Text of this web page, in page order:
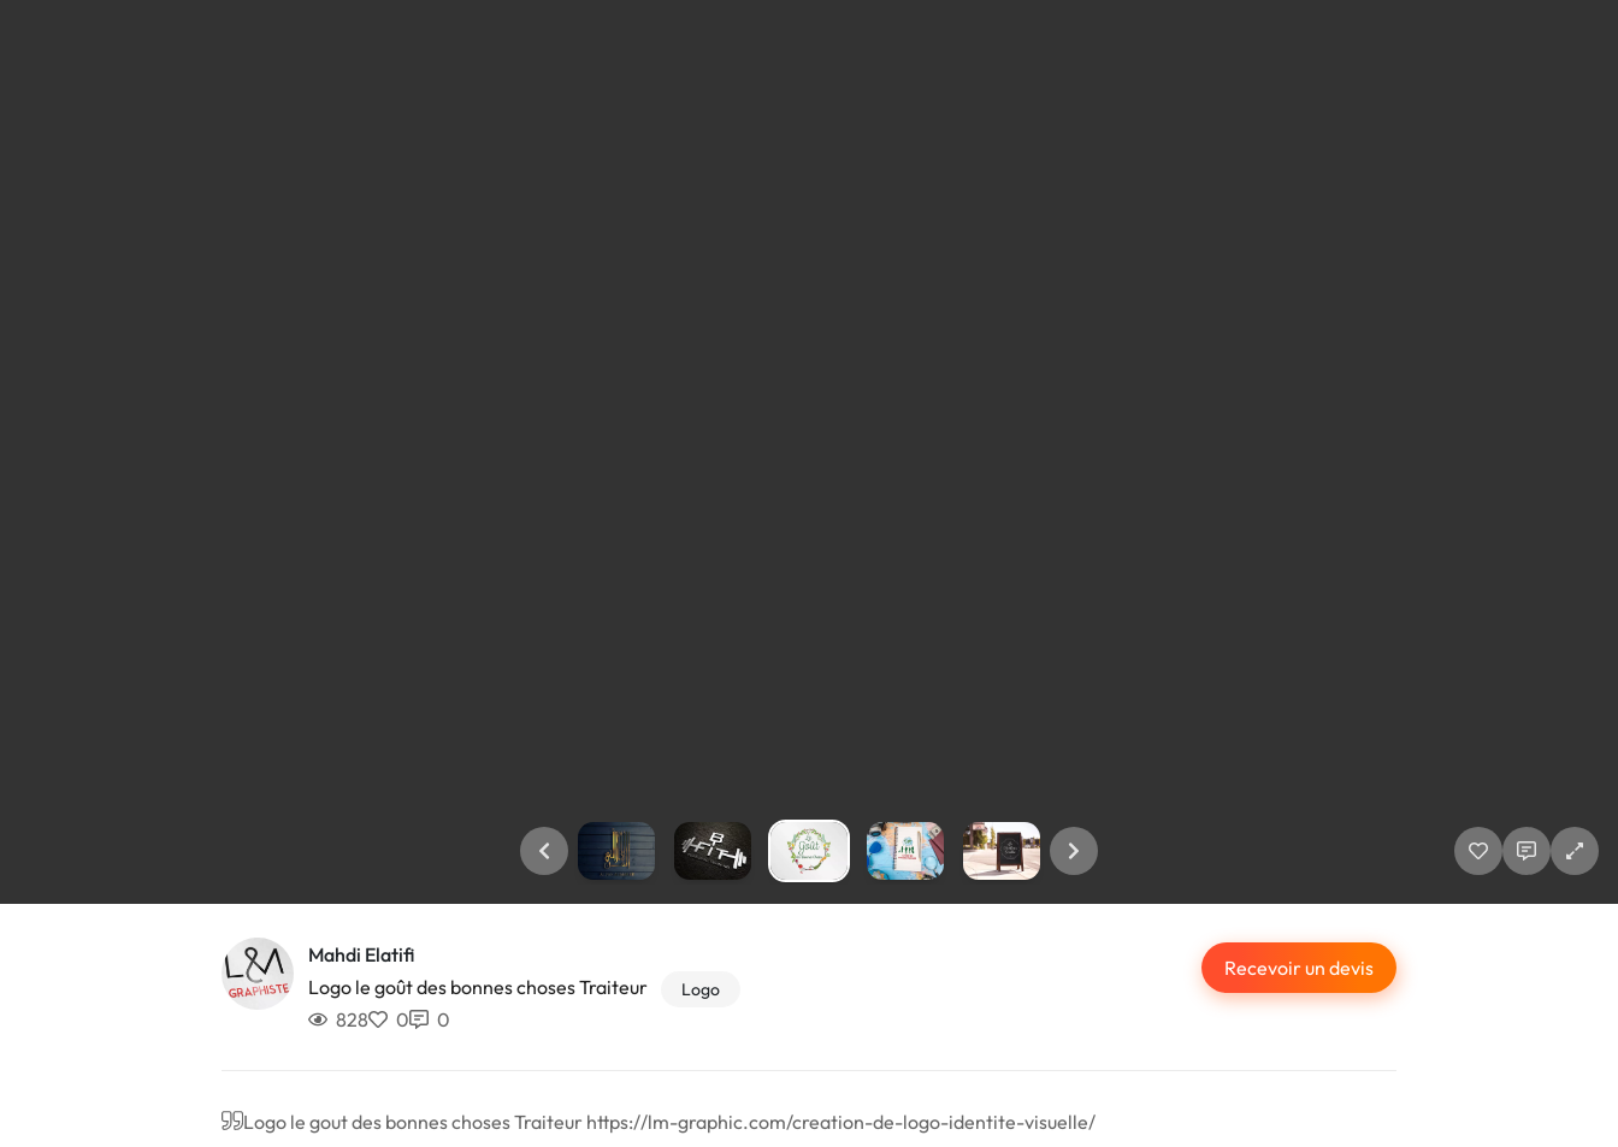
Mahdi Elatifi
Logo le goût des bonnes choses Traiteur
Logo
828 0 0
Recevoir un devis
Logo le gout des bonnes choses Traiteur https://lm-graphic.com/creation-de-logo-identite-visuelle/